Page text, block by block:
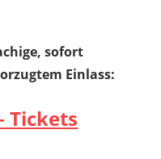
sofort
Einlass:
Tickets